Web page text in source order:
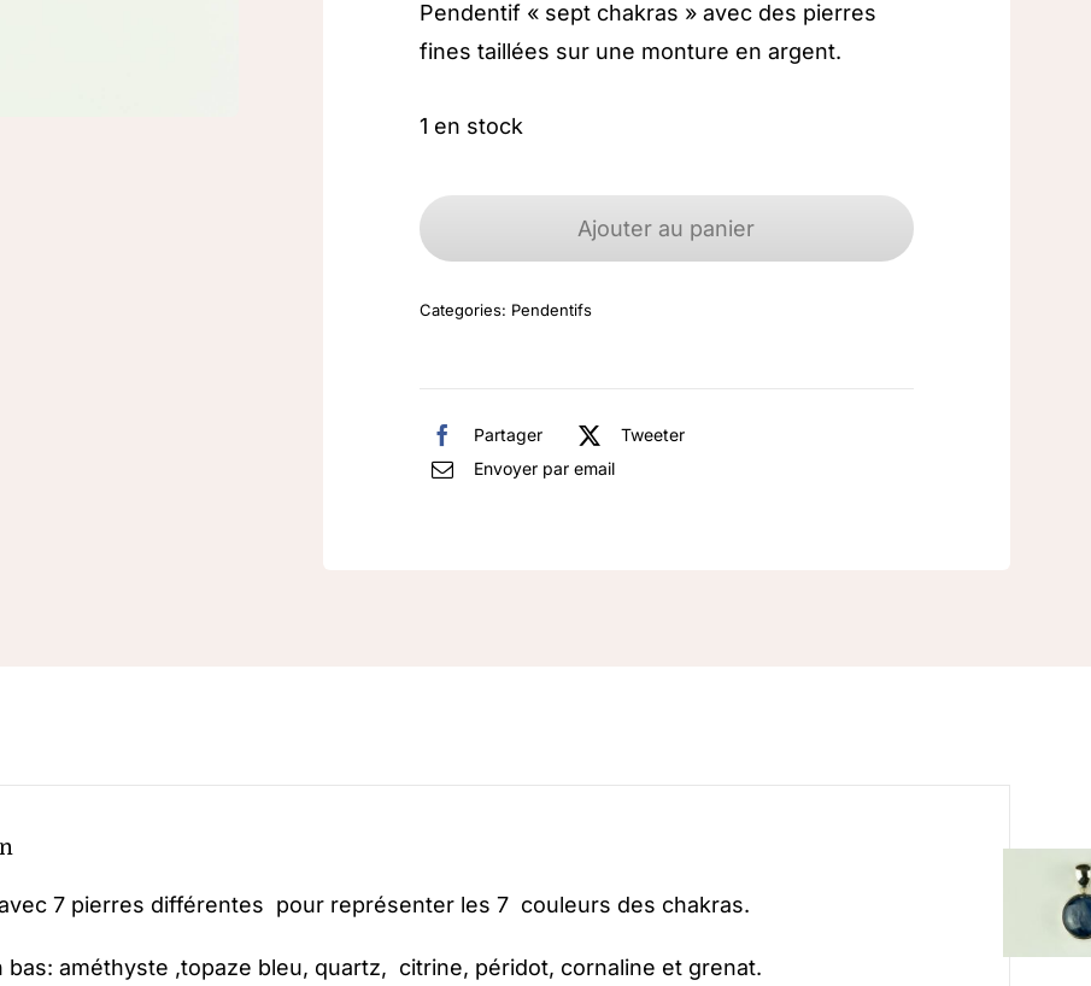
Pendentif « sept chakras » avec des pierres
fines taillées sur une monture en argent.
1 en stock
de
fines
Ajouter au panier
Categories: Pendentifs
Partager
Tweeter
Envoyer par email
7 pierres différentes pour représenter les 7 couleurs des chakras.
bas: améthyste ,topaze bleu, quartz, citrine, péridot, cornaline et grenat.